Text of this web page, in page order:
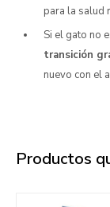
para la salud
Si el gato no
transición
nuevo con el
Productos